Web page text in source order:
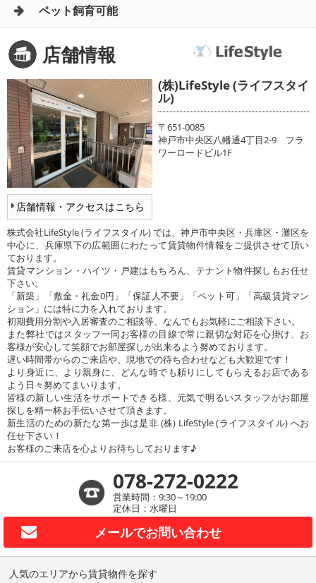
ペット飼育可能
店舗情報
店舗情報・アクセスはこちら
(株)LifeStyle (ライフスタイ
ル)
〒651-0085
神戸市中央区八幡通4丁目2-9 フラ
ワーロードビル1F
株式会社LifeStyle (ライフスタイル) では、神戸市中央区・兵庫区・灘区を
中心に、兵庫県下の広範囲にわたって賃貸物件情報をご提供させて頂い
ております。
賃貸マンション・ハイツ・戸建はもちろん、テナント物件探しもお任せ
下さい。
「新築」「敷金・礼金0円」「保証人不要」「ペット可」「高級賃貸マン
ション」には特に力を入れております。
初期費用分割や入居審査のご相談等、なんでもお気軽にご相談下さい。
また弊社ではスタッフ一同お客様の目線で常に親切な対応を心掛け、お
客様が安心して笑顔でお部屋探しが出来るよう努めております。
遅い時間帯からのご来店や、現地での待ち合わせなども大歓迎です！
より身近に、より親身に、どんな時でも頼りにしてもらえるお店である
よう日々努めてまいります。
皆様の新しい生活をサポートできる様、元気で明るいスタッフがお部屋
探しを精一杯お手伝いさせて頂きます。
新生活のための新たな第一歩は是非 (株) LifeStyle (ライフスタイル) へお
任せ下さい！
お客様のご来店を心よりお待ちしております♪
078-272-0222
営業時間：9:30～19:00
定休日：水曜日
メールでお問い合わせ
人気のエリアから賃貸物件を探す